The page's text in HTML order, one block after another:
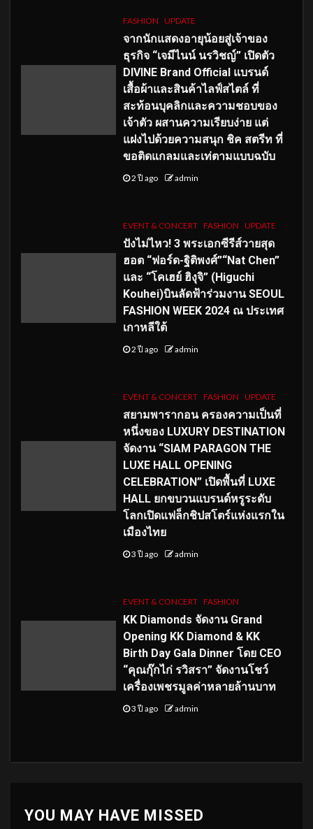
FASHION UPDATE
จากนักแสดงอายุน้อยสู่เจ้าของ
ธุรกิจ “เจมีไนน์ นรวิชญ์” เปิดตัว
DIVINE Brand Official แบรนด์
เสื้อผ้าและสินค้าไลฟ์สไตล์ ที่
สะท้อนบุคลิกและความชอบของ
เจ้าตัว ผสานความเรียบง่าย แต่
แฝงไปด้วยความสนุก ชิค สตรีท ที่
ขอติดแกลมและเท่ตามแบบฉบับ
2 ปี ago admin
EVENT & CONCERT FASHION UPDATE
ปังไม่ไหว! 3 พระเอกซีรีส์วายสุด
ฮอต “ฟอร์ด-ฐิติพงศ์”“Nat Chen”
และ “โคเฮย์ ฮิงุจิ” (Higuchi
Kouhei)บินลัดฟ้าร่วมงาน SEOUL
FASHION WEEK 2024 ณ ประเทศ
เกาหลีใต้
2 ปี ago admin
EVENT & CONCERT FASHION UPDATE
สยามพารากอน ครองความเป็นที่
หนึ่งของ LUXURY DESTINATION
จัดงาน “SIAM PARAGON THE
LUXE HALL OPENING
CELEBRATION” เปิดพื้นที่ LUXE
HALL ยกขบวนแบรนด์หรูระดับ
โลกเปิดแฟล็กชิปสโตร์แห่งแรกใน
เมืองไทย
3 ปี ago admin
EVENT & CONCERT FASHION
KK Diamonds จัดงาน Grand
Opening KK Diamond & KK
Birth Day Gala Dinner โดย CEO
“คุณกุ๊กไก่ รวิสรา” จัดงานโชว์
เครื่องเพชรมูลค่าหลายล้านบาท
3 ปี ago admin
YOU MAY HAVE MISSED